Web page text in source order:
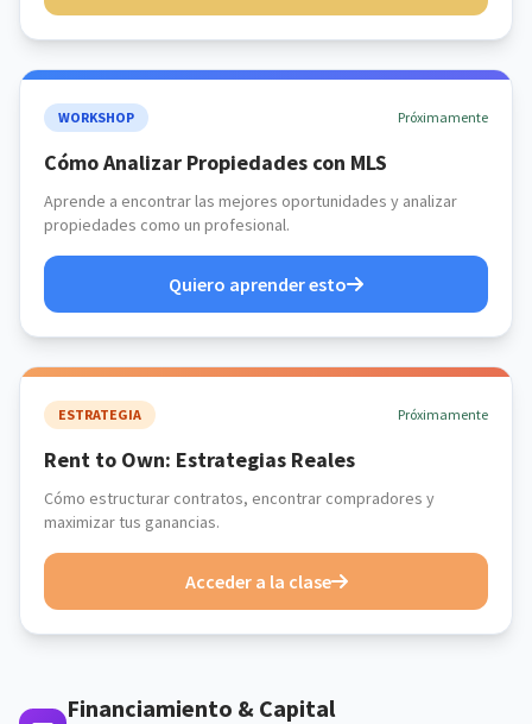
WORKSHOP Próximamente
Cómo Analizar Propiedades con MLS
Aprende a encontrar las mejores oportunidades y analizar
propiedades como un profesional.
Quiero aprender esto
ESTRATEGIA Próximamente
Rent to Own: Estrategias Reales
Cómo estructurar contratos, encontrar compradores y
maximizar tus ganancias.
Acceder a la clase
Financiamiento & Capital